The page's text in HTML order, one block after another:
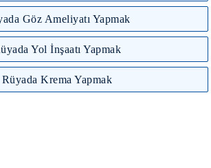
Göz Ameliyatı Yapmak
Yol İnşaatı Yapmak
Rüyada Krema Yapmak